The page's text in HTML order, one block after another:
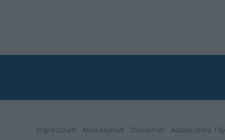
Impresszum Médiaajánlat Disclaimer Adatkezelési